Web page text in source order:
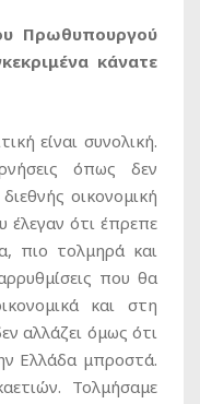
Πρωθυπουργού
κάνατε
είναι συνολική.
όπως δεν
οικονομική
έλεγαν ότι έπρεπε
πιο τολμηρά και
που θα
και στη
αλλάζει όμως ότι
Ελλάδα μπροστά.
Τολμήσαμε